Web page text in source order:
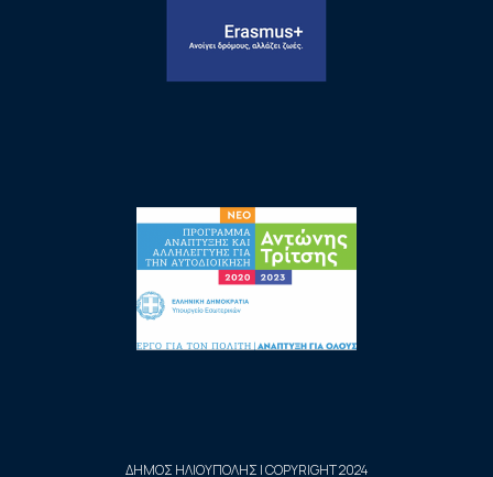
ΔΗΜΟΣ ΗΛΙΟΥΠΟΛΗΣ | COPYRIGHT 2024